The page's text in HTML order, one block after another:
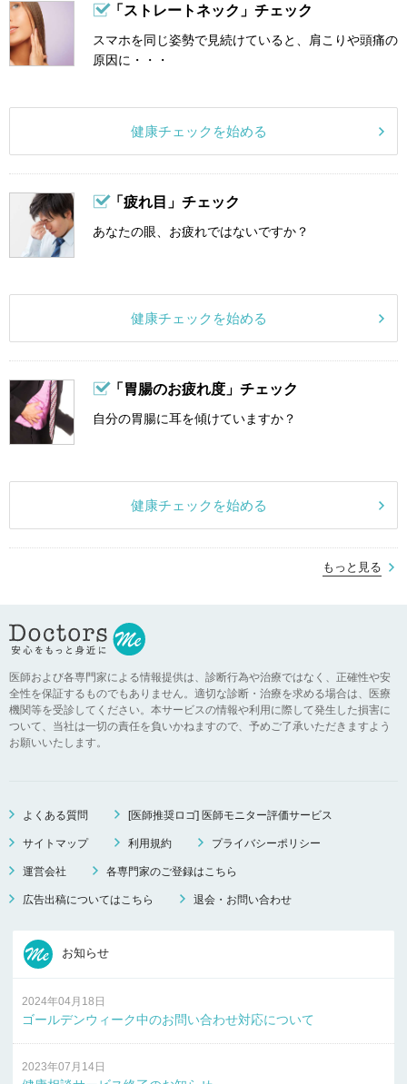
「ストレートネック」チェック
スマホを同じ姿勢で見続けていると、肩こりや頭痛の
原因に・・・
健康チェックを始める
「疲れ目」チェック
あなたの眼、お疲れではないですか？
健康チェックを始める
「胃腸のお疲れ度」チェック
自分の胃腸に耳を傾けていますか？
健康チェックを始める
もっと見る
医師および各専門家による情報提供は、診断行為や治療ではなく、正確性や安
全性を保証するものでもありません。適切な診断・治療を求める場合は、医療
機関等を受診してください。本サービスの情報や利用に際して発生した損害に
ついて、当社は一切の責任を負いかねますので、予めご了承いただきますよう
お願いいたします。
よくある質問 [医師推奨ロゴ] 医師モニター評価サービス
サイトマップ 利用規約 プライバシーポリシー
運営会社 各専門家のご登録はこちら
広告出稿についてはこちら 退会・お問い合わせ
お知らせ
2024年04月18日
ゴールデンウィーク中のお問い合わせ対応について
2023年07月14日